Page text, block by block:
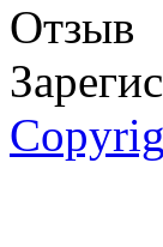
Отзыв